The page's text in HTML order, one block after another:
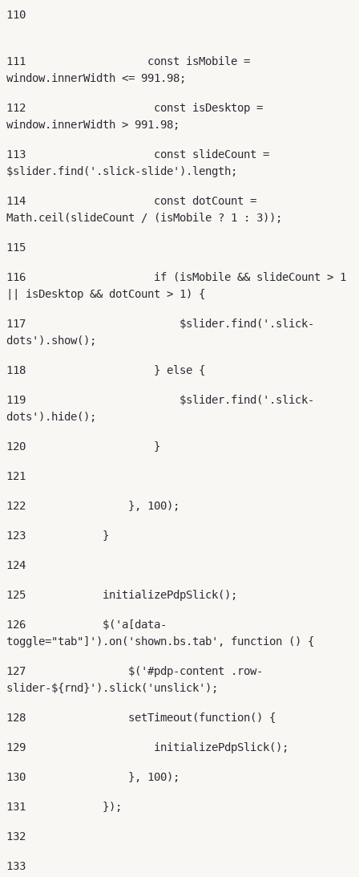
110
111
                   const isMobile =
window.innerWidth <= 991.98;
112
                    const isDesktop =
window.innerWidth > 991.98;
113
                    const slideCount =
$slider.find('.slick-slide').length;
114
                    const dotCount =
Math.ceil(slideCount / (isMobile ? 1 : 3));
115
116
                    if (isMobile && slideCount > 1
|| isDesktop && dotCount > 1) {
117
                        $slider.find('.slick-
dots').show();
118
                    } else {
119
                        $slider.find('.slick-
dots').hide();
120
                    }
121
122
                }, 100);
123
            }
124
125
            initializePdpSlick();
126
            $('a[data-
toggle="tab"]').on('shown.bs.tab', function () {
127
                $('#pdp-content .row-
slider-${rnd}').slick('unslick');
128
                setTimeout(function() {
129
                    initializePdpSlick();
130
                }, 100);
131
            });
132
133